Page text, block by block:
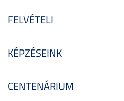
FELVÉTELI
KÉPZÉSEINK
CENTENÁRIUM